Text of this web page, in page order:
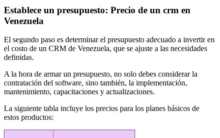
Establece un presupuesto: Precio de un crm en
Venezuela
El segundo paso es determinar el presupuesto adecuado a invertir en
el costo de un CRM de Venezuela, que se ajuste a las necesidades
definidas.
A la hora de armar un presupuesto, no solo debes considerar la
contratación del software, sino también, la implementación,
mantenimiento, capacitaciones y actualizaciones.
La siguiente tabla incluye los precios para los planes básicos de
estos productos: